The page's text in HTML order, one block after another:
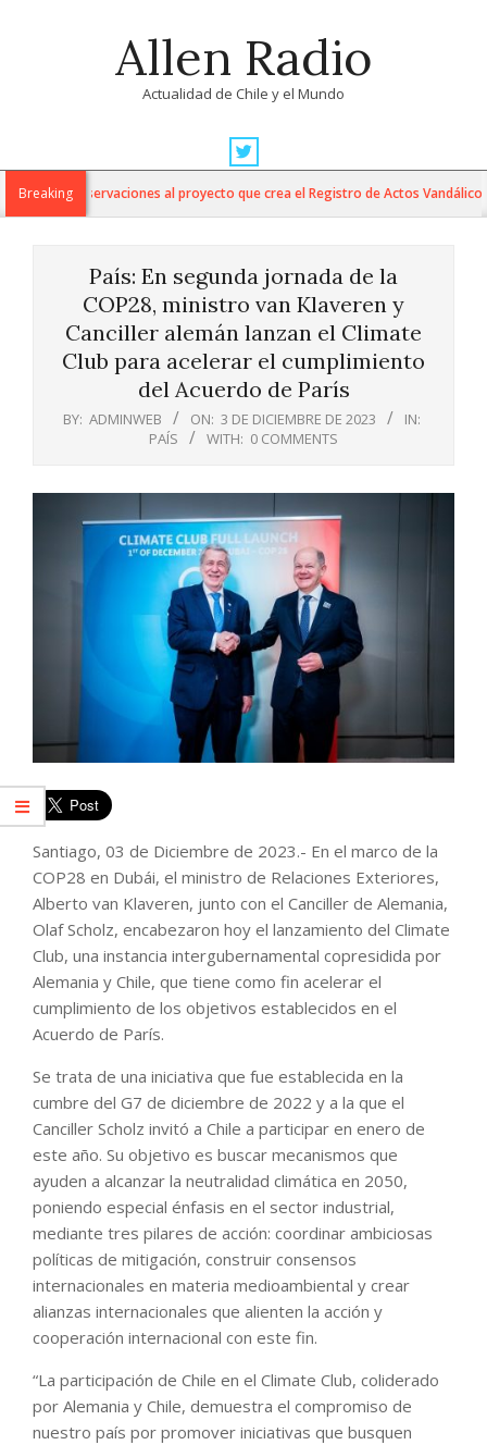
Allen Radio
Actualidad de Chile y el Mundo
Navigation
MenuBreaking
sus observaciones al proyecto que crea el Registro de Actos Vandálicos e
País: En segunda jornada de la
COP28, ministro van Klaveren y
Canciller alemán lanzan el Climate
Club para acelerar el cumplimiento
del Acuerdo de París
BY: ADMINWEB ON: 3 DE DICIEMBRE DE 2023
IN:
PAÍS
WITH: 0 COMMENTS
Santiago, 03 de Diciembre de 2023.- En el marco de la
COP28 en Dubái, el ministro de Relaciones Exteriores,
Alberto van Klaveren, junto con el Canciller de Alemania,
Olaf Scholz, encabezaron hoy el lanzamiento del Climate
Club, una instancia intergubernamental copresidida por
Alemania y Chile, que tiene como fin acelerar el
cumplimiento de los objetivos establecidos en el
Acuerdo de París.
Se trata de una iniciativa que fue establecida en la
cumbre del G7 de diciembre de 2022 y a la que el
Canciller Scholz invitó a Chile a participar en enero de
este año. Su objetivo es buscar mecanismos que
ayuden a alcanzar la neutralidad climática en 2050,
poniendo especial énfasis en el sector industrial,
mediante tres pilares de acción: coordinar ambiciosas
políticas de mitigación, construir consensos
internacionales en materia medioambiental y crear
alianzas internacionales que alienten la acción y
cooperación internacional con este fin.
“La participación de Chile en el Climate Club, coliderado
por Alemania y Chile, demuestra el compromiso de
nuestro país por promover iniciativas que busquen